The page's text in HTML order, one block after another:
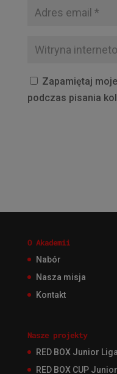
Zapamiętaj
podczas pisania
O Akademii
Nabór
Nasza misja
Kontakt
Nasze projekty
RED BOX Junior Liga
RED BOX CUP Junior